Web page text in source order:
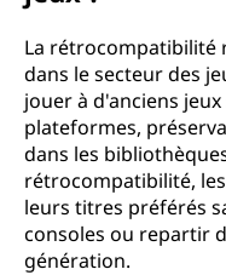
La rétrocompatibilité
dans le secteur des
jouer à d'anciens
plateformes,
dans les
rétrocompatibilité,
leurs titres préférés
consoles ou repartir
génération.